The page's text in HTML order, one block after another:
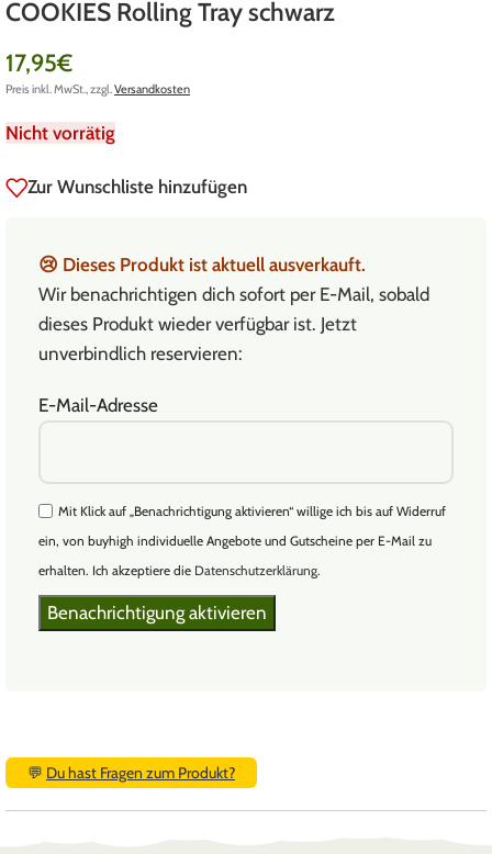
COOKIES Rolling Tray schwarz
17,95€
Preis inkl. MwSt., zzgl. Versandkosten
Nicht vorrätig
Zur Wunschliste hinzufügen
😢 Dieses Produkt ist aktuell ausverkauft.
Wir benachrichtigen dich sofort per E-Mail, sobald
dieses Produkt wieder verfügbar ist. Jetzt
unverbindlich reservieren:
E-Mail-Adresse
Mit Klick auf „Benachrichtigung aktivieren“ willige ich bis auf Widerruf
ein, von buyhigh individuelle Angebote und Gutscheine per E-Mail zu
erhalten. Ich akzeptiere die Datenschutzerklärung.
💬 Du hast Fragen zum Produkt?